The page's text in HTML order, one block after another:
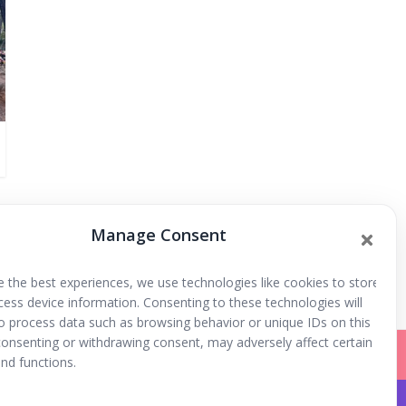
Manage Consent
the best experiences, we use technologies like cookies to store
device information. Consenting to these technologies will
process data such as browsing behavior or unique IDs on this
or withdrawing consent, may adversely affect certain
functions.